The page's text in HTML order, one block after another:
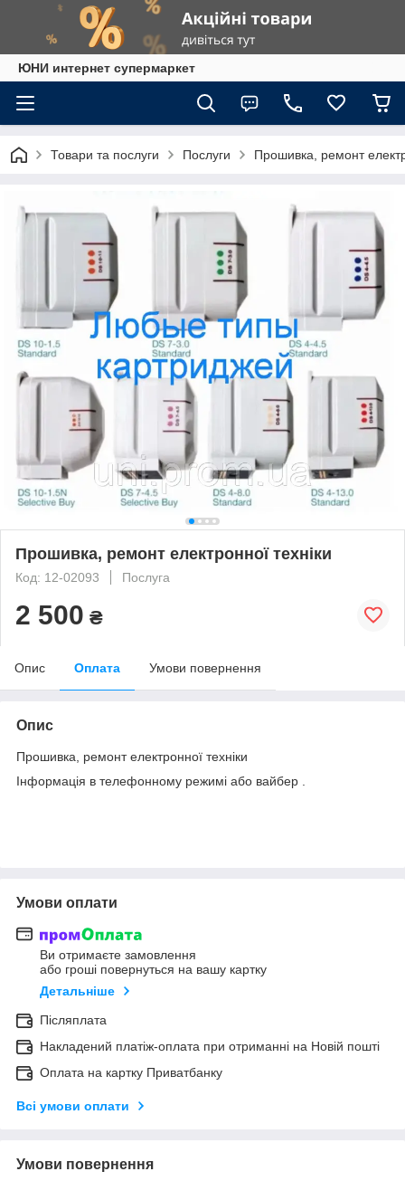
ЮНИ интернет супермаркет
Товари та послуги Послуги Прошивка, ремонт
Прошивка, ремонт електронної техніки
Код: 12-02093 Послуга
2 500 ₴
Опис Оплата Умови повернення
Опис
Прошивка, ремонт електронної техніки
Інформація в телефонному режимі або вайбер .
Умови оплати
Ви отримаєте замовлення
або гроші повернуться на вашу картку
Детальніше
Післяплата
Накладений платіж-оплата при отриманні на Новій пошті
Оплата на картку Приватбанку
Всі умови оплати
Умови повернення